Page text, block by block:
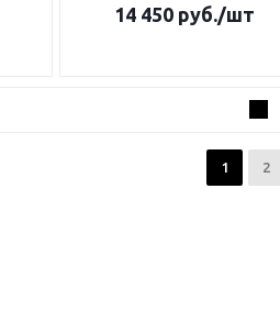
14 450руб./шт
1 2